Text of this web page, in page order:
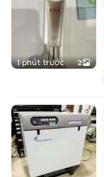
1 phút trước 2